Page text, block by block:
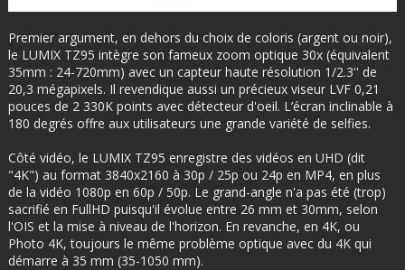
Premier argument, en dehors du choix de coloris (argent ou noir),
le LUMIX TZ95 intègre son fameux zoom optique 30x (équivalent
35mm : 24-720mm) avec un capteur haute résolution 1/2.3'' de
20,3 mégapixels. Il revendique aussi un précieux viseur LVF 0,21
pouces de 2 330K points avec détecteur d'oeil. L’écran inclinable à
180 degrés offre aux utilisateurs une grande variété de selfies.
Côté vidéo, le LUMIX TZ95 enregistre des vidéos en UHD (dit
"4K") au format 3840x2160 à 30p / 25p ou 24p en MP4, en plus
de la vidéo 1080p en 60p / 50p. Le grand-angle n'a pas été (trop)
sacrifié en FullHD puisqu'il évolue entre 26 mm et 30mm, selon
l'OIS et la mise à niveau de l'horizon. En revanche, en 4K, ou
Photo 4K, toujours le même problème optique avec du 4K qui
démarre à 35 mm (35-1050 mm).